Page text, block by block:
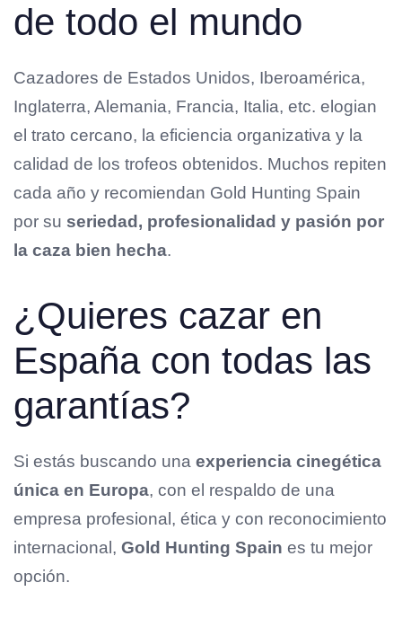
de todo el mundo
Cazadores de Estados Unidos, Iberoamérica,
Inglaterra, Alemania, Francia, Italia, etc. elogian
el trato cercano, la eficiencia organizativa y la
calidad de los trofeos obtenidos. Muchos repiten
cada año y recomiendan Gold Hunting Spain
por su seriedad, profesionalidad y pasión por
la caza bien hecha.
¿Quieres cazar en
España con todas las
garantías?
Si estás buscando una experiencia cinegética
única en Europa, con el respaldo de una
empresa profesional, ética y con reconocimiento
internacional, Gold Hunting Spain es tu mejor
opción.